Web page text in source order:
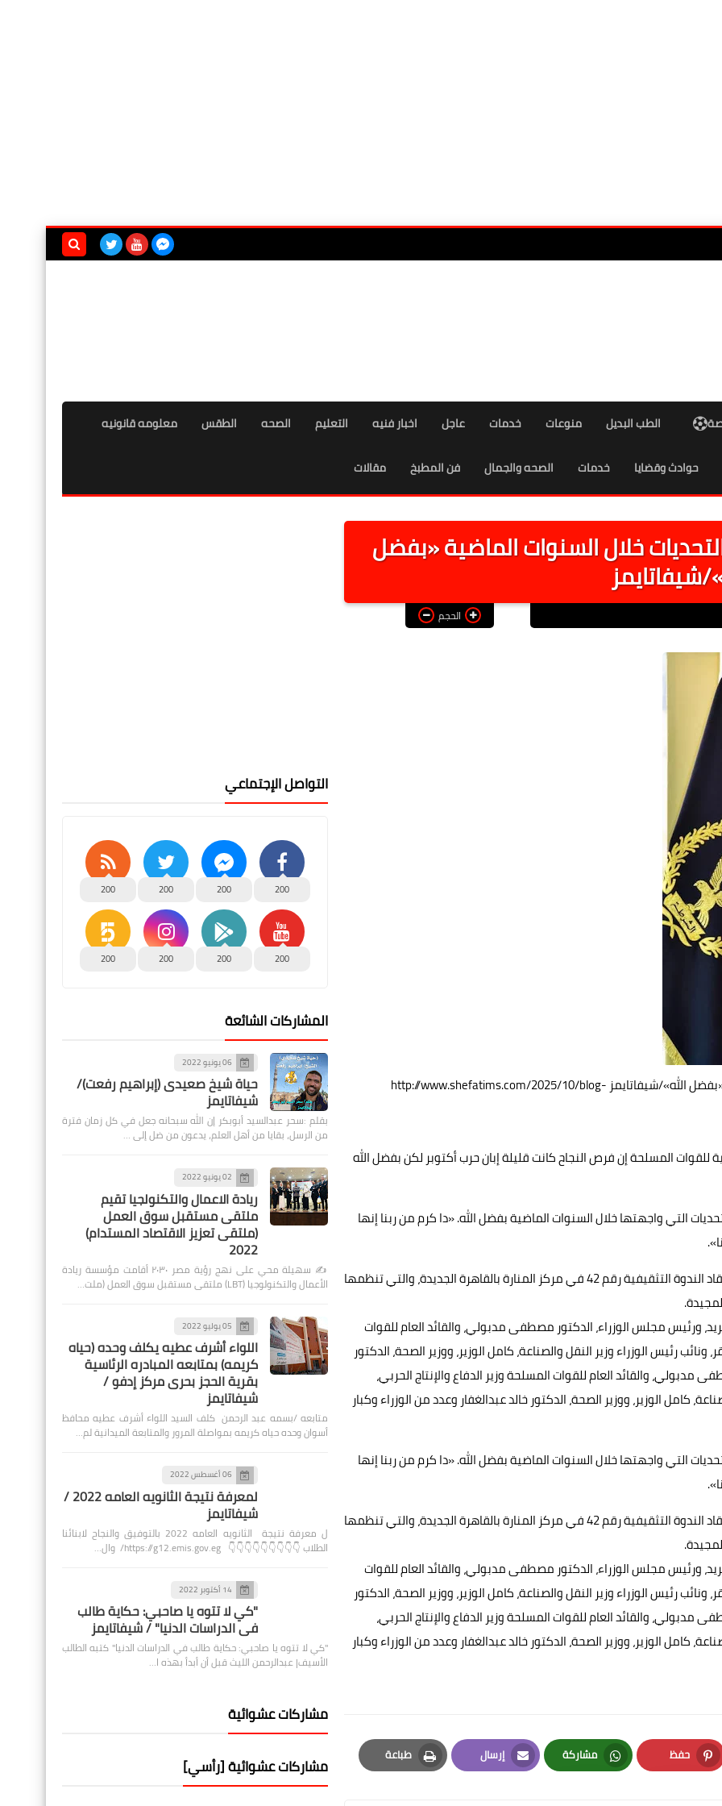
الطب البديل منوعات خدمات عاجل اخبار فنيه التعليم الصحه الطقس معلومه قانونيه
حوادث وقضايا خدمات الصحه والجمال فن المطبخ مقالات
خلال السنوات الماضية «بفضل
شيفاتايمز
الحجم
الرئيس السيسي: مصر اجتازت التحديات خلال السنوات الماضية «بفضل الله»/شيفاتايمز http://www.shefatims.com/2025/10/blog-
المسلحة إن فرص النجاح كانت قليلة إبان حرب أكتوبر لكن بفضل الله
التي واجهتها خلال السنوات الماضية بفضل الله. «دا كرم من ربنا إنها
وكان الرئيس عبدالفتاح السيسي وصل اليوم الأحد، إلى مقر انعقاد الندوة التثقيفية رقم 42 في مركز المنارة بالقاهرة الجديدة، والتي تنظمها
ورئيس مجلس الوزراء، الدكتور مصطفى مدبولي، والقائد العام للقوات
رئيس الوزراء وزير النقل والصناعة، كامل الوزير، ووزير الصحة، الدكتور
مدبولي، والقائد العام للقوات المسلحة وزير الدفاع والإنتاج الحربي،
كامل الوزير، ووزير الصحة، الدكتور خالد عبدالغفار وعدد من الوزراء وكبار
التي واجهتها خلال السنوات الماضية بفضل الله. «دا كرم من ربنا إنها
وكان الرئيس عبدالفتاح السيسي وصل اليوم الأحد، إلى مقر انعقاد الندوة التثقيفية رقم 42 في مركز المنارة بالقاهرة الجديدة، والتي تنظمها
ورئيس مجلس الوزراء، الدكتور مصطفى مدبولي، والقائد العام للقوات
رئيس الوزراء وزير النقل والصناعة، كامل الوزير، ووزير الصحة، الدكتور
مدبولي، والقائد العام للقوات المسلحة وزير الدفاع والإنتاج الحربي،
كامل الوزير، ووزير الصحة، الدكتور خالد عبدالغفار وعدد من الوزراء وكبار
حفظ
Pinterest
مشاركة
Whatsapp
إرسال
Email
طباعة
Print
التواصل الإجتماعي
200
200
200
200
200
200
200
200
المشاركات الشائعة
06 يونيو 2022
حياة شيخ صعيدى (إبراهيم رفعت)/
شيفاتايمز
بقلم :سحر عبدالسيد أبوبكر إن الله سبحانه جعل في كل زمان فترة
من الرسل، بقايا من أهل العلم، يدعون من ضل إلى …
02 يونيو 2022
ريادة الاعمال والتكنولجيا تقيم
ملتقى مستقبل سوق العمل
(ملتقى تعزيز الاقتصاد المستدام)
2022
✍️ سهيلة محي على نهج رؤية مصر ٢٠٣٠ أقامت مؤسسة ريادة
الأعمال والتكنولوجيا (LBT) ملتقى مستقبل سوق العمل (ملت…
05 يوليو 2022
اللواء أشرف عطيه يكلف وحده (حياه
كريمه) بمتابعه المبادره الرئاسية
بقرية الحجز بحرى مركز إدفو /
شيفاتايمز
متابعه /بسمه عبد الرحمن كلف السيد اللواء أشرف عطيه محافظ
أسوان وحده حياه كريمه بمواصلة المرور والمتابعة الميدانية لم…
06 أغسطس 2022
لمعرفة نتيجة الثانويه العامه 2022 /
شيفاتايمز
ل معرفة نتيجة الثانويه العامه 2022 بالتوفيق والنجاح لابنائنا
الطلاب 👇👇👇👇👇👇👇👇👇 https://g12.emis.gov.eg/ وال…
14 أكتوبر 2022
"كي لا تتوه يا صاحبي: حكاية طالب
في الدراسات الدنيا" / شيفاتايمز
"كي لا تتوه يا صاحبي: حكاية طالب في الدراسات الدنيا" كتبه الطالب
الأسيف| عبدالرحمن الليث قبل أن أبدأ بهذه ا…
مشاركات عشوائية
مشاركات عشوائية [رأسي]